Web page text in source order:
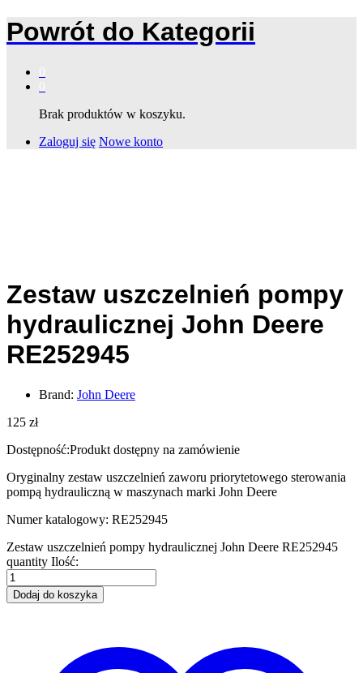
Powrót do Kategorii
Brak produktów w koszyku.
Zaloguj się Nowe konto
Zestaw uszczelnień pompy
hydraulicznej John Deere
RE252945
Brand: John Deere
125 zł
Dostępność:Produkt dostępny na zamówienie
Oryginalny zestaw uszczelnień zaworu priorytetowego sterowania
pompą hydrauliczną w maszynach marki John Deere
Numer katalogowy: RE252945
Zestaw uszczelnień pompy hydraulicznej John Deere RE252945
quantity Ilość:
Dodaj do koszyka